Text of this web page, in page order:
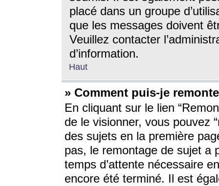
placé dans un groupe
que les messages doivent
Veuillez contacter
d’information.
Haut
» Comment puis-je
En cliquant sur le lien
de le visionner, vous pouvez
des sujets en la première
pas, le remontage de sujet a
temps d’attente nécessaire
encore été terminé. Il est